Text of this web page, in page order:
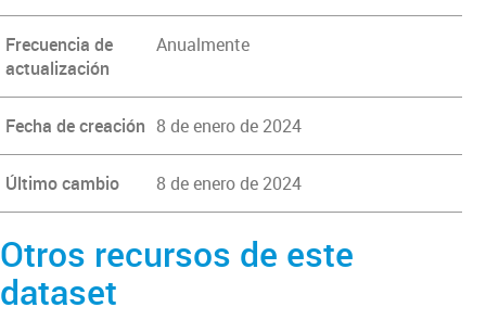
Frecuencia de
actualización
Anualmente
Fecha de creación 8 de enero de 2024
Último cambio 8 de enero de 2024
Otros recursos de este
dataset